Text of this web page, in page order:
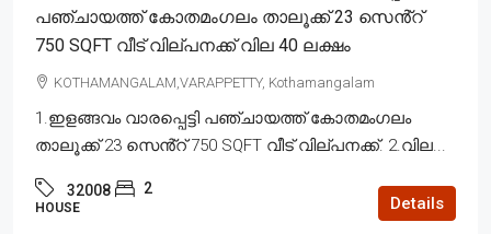
പഞ്ചായത്ത് കോതമംഗലം താലൂക്ക് 23 സെൻ്റ്
750 SQFT വീട് വില്പനക്ക് വില 40 ലക്ഷം
KOTHAMANGALAM,VARAPPETTY, Kothamangalam
1.ഇളങ്ങവം വാരപ്പെട്ടി പഞ്ചായത്ത് കോതമംഗലം
താലൂക്ക് 23 സെൻ്റ് 750 SQFT വീട് വില്പനക്ക്. 2.വില...
32008 2
HOUSE Details